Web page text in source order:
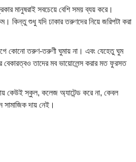
মানুষরাই সবচেয়ে বেশি সময় ব্যয় করে।
কিন্তু শুধু যদি ঢাকার তরুণদের নিয়ে জরিপটা করা
কোনো তরুণ-তরুণী ঘুমায় না। এবং যেহেতু ঘুম
বেকারত্বও তাদের মব ভায়োলেন্স করার মত ফুরসত
কেউই স্কুল, কলেজ অ্যাটেন্ড করে না, কেবল
সামাজিক দায় নেই।